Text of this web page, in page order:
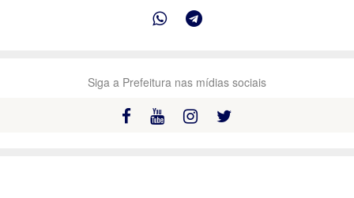
Siga a Prefeitura nas mídias sociais